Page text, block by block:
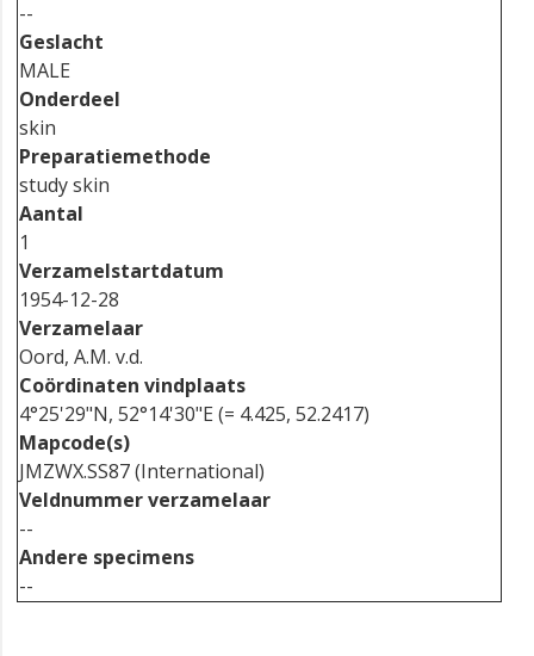
--
Geslacht
MALE
Onderdeel
skin
Preparatiemethode
study skin
Aantal
1
Verzamelstartdatum
1954-12-28
Verzamelaar
Oord, A.M. v.d.
Coördinaten vindplaats
4°25'29"N, 52°14'30"E (= 4.425, 52.2417)
Mapcode(s)
JMZWX.SS87 (International)
Veldnummer verzamelaar
--
Andere specimens
--